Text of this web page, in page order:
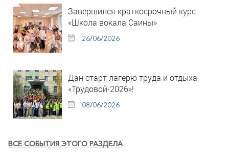
Завершился краткосрочный курс
«Школа вокала Саины»
26/06/2026
Дан старт лагерю труда и отдыха
«Трудовой-2026»!
08/06/2026
ВСЕ СОБЫТИЯ ЭТОГО РАЗДЕЛА